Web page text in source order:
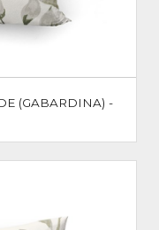
(GABARDINA) -